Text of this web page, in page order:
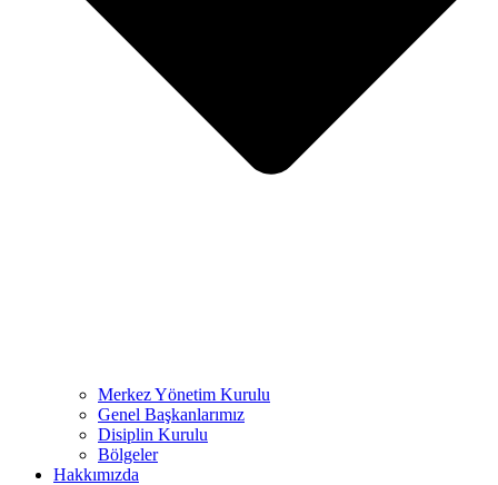
Merkez Yönetim Kurulu
Genel Başkanlarımız
Disiplin Kurulu
Bölgeler
Hakkımızda